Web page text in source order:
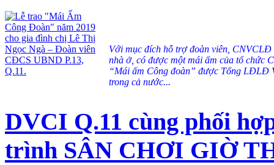
Với mục đích hỗ trợ đoàn viên, CNVCLĐ
nhà ở, có được một mái ấm của tổ chức
“Mái ấm Công đoàn” được Tổng LĐLĐ
trong cả nước...
DVCI Q.11 cùng phối
trình SÂN CHƠI GIỜ